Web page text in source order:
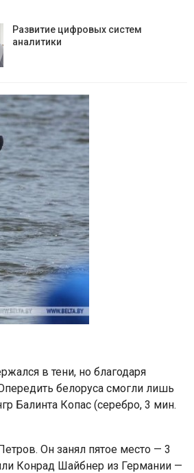
Развитие цифровых систем
аналитики
в тени, но благодаря
белоруса смогли лишь
Балинта Копас (серебро, 3 мин.
Он занял пятое место — 3
Конрад Шайбнер из Германии —